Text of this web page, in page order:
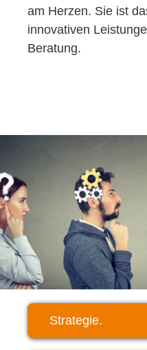
am Herzen. Sie ist
innovativen
Beratung.
Strategie.